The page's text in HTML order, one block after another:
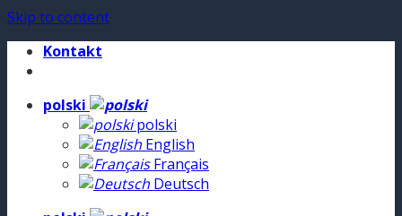
Skip to content
Kontakt
polski
polski
English
Français
Deutsch